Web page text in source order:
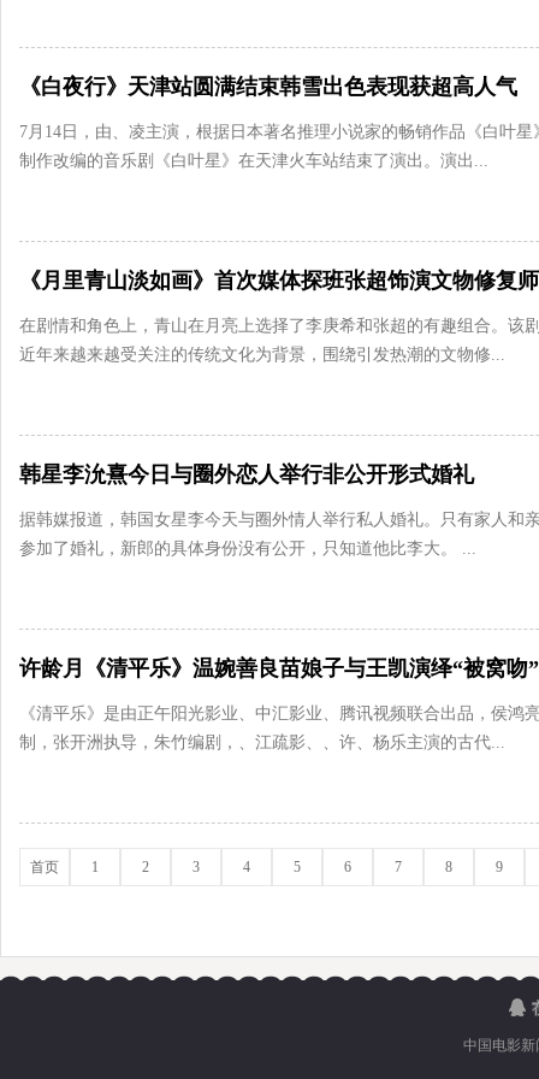
《白夜行》天津站圆满结束韩雪出色表现获超高人气
7月14日，由、凌主演，根据日本著名推理小说家的畅销作品《白叶星
制作改编的音乐剧《白叶星》在天津火车站结束了演出。演出...
在剧情和角色上，青山在月亮上选择了李庚希和张超的有趣组合。该
近年来越来越受关注的传统文化为背景，围绕引发热潮的文物修...
韩星李沇熹今日与圈外恋人举行非公开形式婚礼
据韩媒报道，韩国女星李今天与圈外情人举行私人婚礼。只有家人和
参加了婚礼，新郎的具体身份没有公开，只知道他比李大。 ...
许龄月《清平乐》温婉善良苗娘子与王凯演绎“被窝吻”
《清平乐》是由正午阳光影业、中汇影业、腾讯视频联合出品，侯鸿
制，张开洲执导，朱竹编剧，、江疏影、、许、杨乐主演的古代...
首页 1 2 3 4 5 6 7 8 9
中国电影新